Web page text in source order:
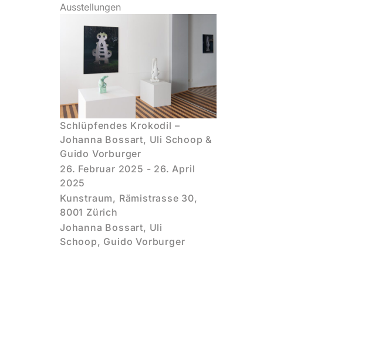
Ausstellungen
Schlüpfendes Krokodil –
Johanna Bossart, Uli Schoop &
Guido Vorburger
26. Februar 2025 - 26. April
2025
Kunstraum, Rämistrasse 30,
8001 Zürich
Johanna Bossart, Uli
Schoop, Guido Vorburger